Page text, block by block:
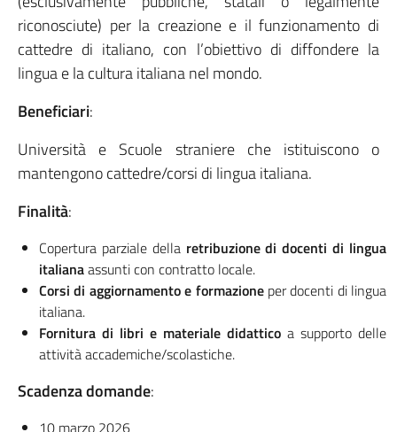
riconosciute) per la creazione e il funzionamento di
cattedre di italiano, con l’obiettivo di diffondere la
lingua e la cultura italiana nel mondo.
Beneficiari:
Università e Scuole straniere che istituiscono o
mantengono cattedre/corsi di lingua italiana.
Finalità:
Copertura parziale della retribuzione di docenti di lingua
italianaassunti con contratto locale.
Corsi di aggiornamento e formazioneper docenti di lingua
italiana.
Fornitura di libri e materiale didattico a supporto delle
attività accademiche/scolastiche.
Scadenza domande:
10 marzo 2026